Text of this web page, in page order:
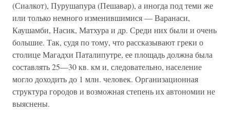
(Сиалкот), Пурушапура (Пешавар), а иногда под теми же
или только немного изменившимися — Варанаси,
Каушамби, Насик, Матхура и др. Среди них были и очень
большие. Так, судя по тому, что рассказывают греки о
столице Магадхи Паталипутре, ее площадь должна была
составлять 25—30 кв. км и, следовательно, население
могло доходить до 1 млн. человек. Организационная
структура городов и возможная степень их автономии не
выяснены.